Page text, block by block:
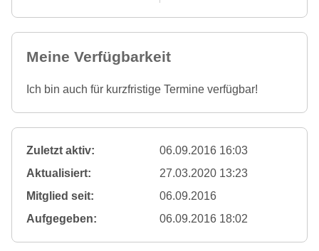
Meine Verfügbarkeit
Ich bin auch für kurzfristige Termine verfügbar!
Zuletzt aktiv:
06.09.2016 16:03
Aktualisiert:
27.03.2020 13:23
Mitglied seit:
06.09.2016
Aufgegeben:
06.09.2016 18:02